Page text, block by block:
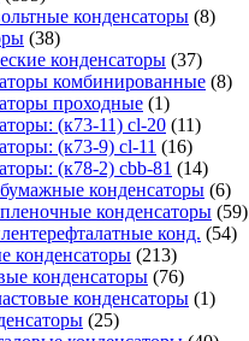
конденсаторы (8)
(38)
конденсаторы (37)
комбинированные (8)
проходные (1)
(к73-11) cl-20 (11)
(к73-9) cl-11 (16)
(к78-2) cbb-81 (14)
конденсаторы (6)
конденсаторы (59)
конд. (54)
конденсаторы (213)
конденсаторы (76)
конденсаторы (1)
(25)